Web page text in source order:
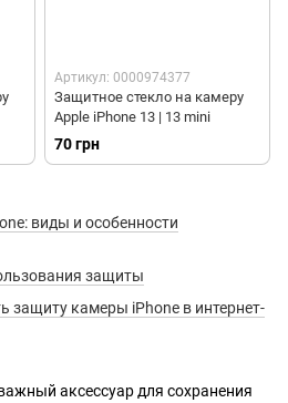
Артикул: 0000974377
Защитное стекло на камеру
Apple iPhone 13 | 13 mini
70 грн
виды и особенности
защиты
защиту камеры iPhone в интернет-
аксессуар для сохранения